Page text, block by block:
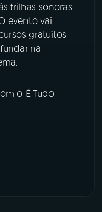
trilhas sonoras
evento vai
gratuítos
na
o É Tudo